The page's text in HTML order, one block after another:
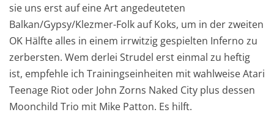
sie uns erst auf eine Art angedeuteten
Balkan/Gypsy/Klezmer-Folk auf Koks, um in der zweiten
OK Hälfte alles in einem irrwitzig gespielten Inferno zu
zerbersten. Wem derlei Strudel erst einmal zu heftig
ist, empfehle ich Trainingseinheiten mit wahlweise Atari
Teenage Riot oder John Zorns Naked City plus dessen
Moonchild Trio mit Mike Patton. Es hilft.